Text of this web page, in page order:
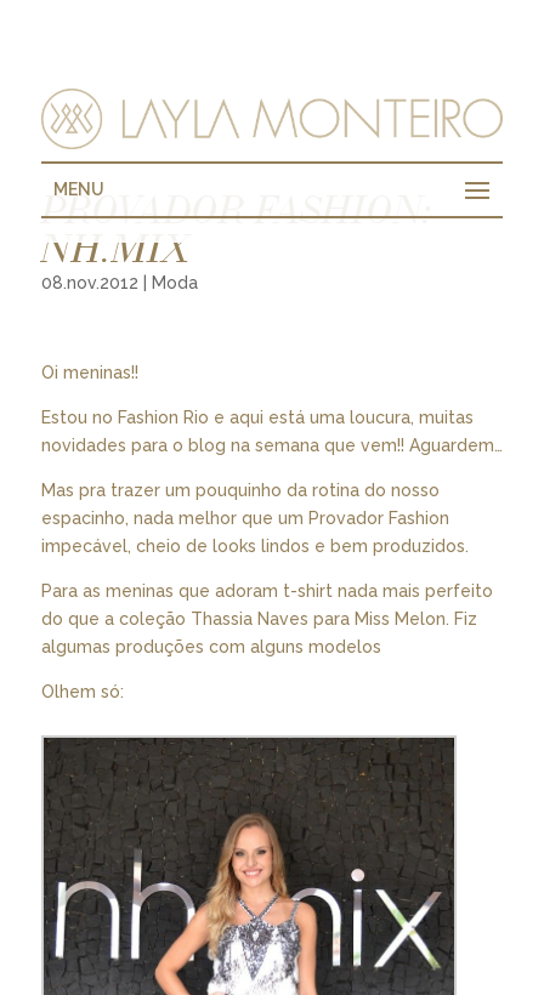
MENU
PROVADOR FASHION:
NH.MIX
08.nov.2012 Moda
Oi meninas!!
Estou no Fashion Rio e aqui está uma loucura, muitas
novidades para o blog na semana que vem!! Aguardem…
Mas pra trazer um pouquinho da rotina do nosso
espacinho, nada melhor que um Provador Fashion
impecável, cheio de looks lindos e bem produzidos.
Para as meninas que adoram t-shirt nada mais perfeito
do que a coleção Thassia Naves para Miss Melon. Fiz
algumas produções com alguns modelos
Olhem só: